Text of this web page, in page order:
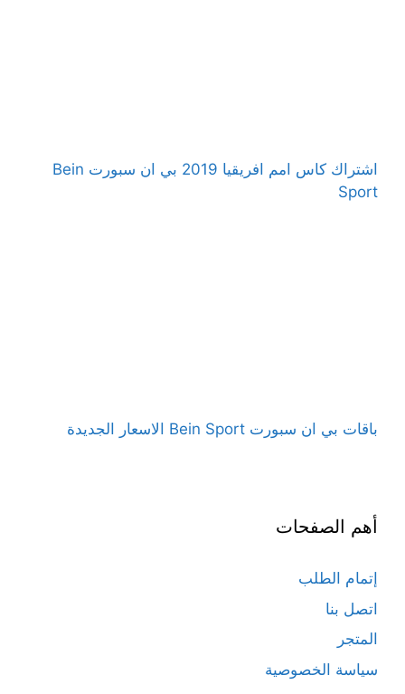
اشتراك كاس امم افريقيا 2019 بي ان سبورت Bein
Sport
باقات بي ان سبورت Bein Sport الاسعار الجديدة
أهم الصفحات
إتمام الطلب
اتصل بنا
المتجر
سياسة الخصوصية